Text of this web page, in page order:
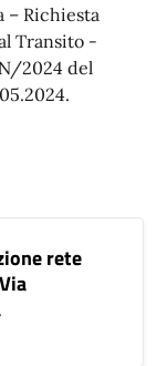
– Richiesta
Transito -
2024 del
rete